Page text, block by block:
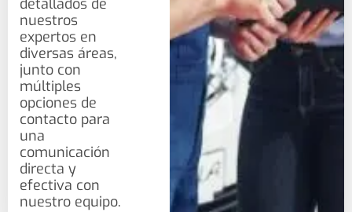
detallados de
nuestros
expertos en
diversas áreas,
junto con
múltiples
opciones de
contacto para
una
comunicación
directa y
efectiva con
nuestro equipo.